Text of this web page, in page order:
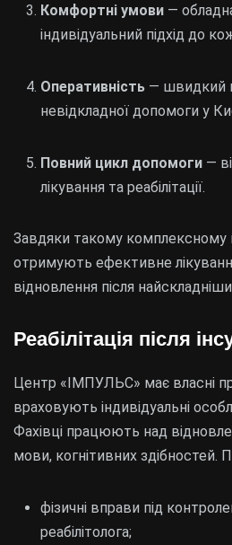
Комфортні умови —
індивідуальний підхід до
Оперативність — швидкий
невідкладної допомоги у
Повний цикл допомоги —
лікування та реабілітації.
Завдяки такому комплексному
отримують ефективне
відновлення після
Реабілітація після
Центр «ІМПУЛЬС» має власні
враховують індивідуальні
Фахівці працюють над
мови, когнітивних
фізичні вправи під
реабілітолога;